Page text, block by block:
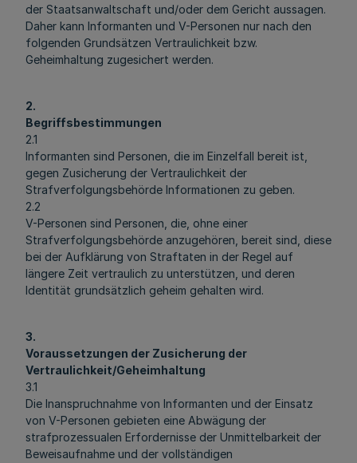
der Staatsanwaltschaft und/oder dem Gericht aussagen.
Daher kann Informanten und V-Personen nur nach den
folgenden Grundsätzen Vertraulichkeit bzw.
Geheimhaltung zugesichert werden.
2.
Begriffsbestimmungen
2.1
Informanten sind Personen, die im Einzelfall bereit ist,
gegen Zusicherung der Vertraulichkeit der
Strafverfolgungsbehörde Informationen zu geben.
2.2
V-Personen sind Personen, die, ohne einer
Strafverfolgungsbehörde anzugehören, bereit sind, diese
bei der Aufklärung von Straftaten in der Regel auf
längere Zeit vertraulich zu unterstützen, und deren
Identität grundsätzlich geheim gehalten wird.
3.
Voraussetzungen der Zusicherung der
Vertraulichkeit/Geheimhaltung
3.1
Die Inanspruchnahme von Informanten und der Einsatz
von V-Personen gebieten eine Abwägung der
strafprozessualen Erfordernisse der Unmittelbarkeit der
Beweisaufnahme und der vollständigen